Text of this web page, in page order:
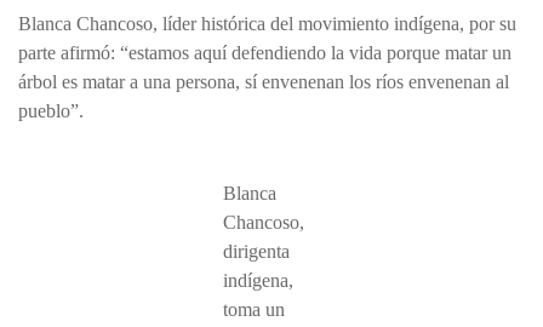
Blanca Chancoso, líder histórica del movimiento indígena, por su
parte afirmó: “estamos aquí defendiendo la vida porque matar un
árbol es matar a una persona, sí envenenan los ríos envenenan al
pueblo”.
Blanca
Chancoso,
dirigenta
indígena,
toma un